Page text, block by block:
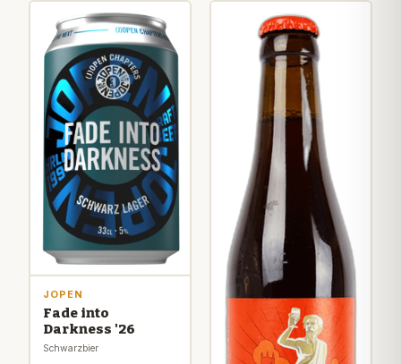
JOPEN
Fade into
Darkness '26
Schwarzbier